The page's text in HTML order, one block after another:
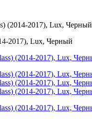
(2014-2017), Lux, Черный
2017), Lux, Черный